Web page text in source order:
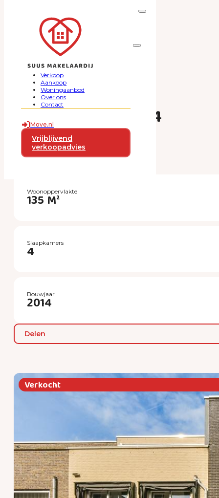
Verkoop
Aankoop
Woningaanbod
Over ons
Contact
Move.nl
Vrijblijvend
verkoopadvies
Schotlandstraat 44
€ 500.000k.k.
Woonoppervlakte
135 M²
Slaapkamers
4
Bouwjaar
2014
Delen
Verkocht